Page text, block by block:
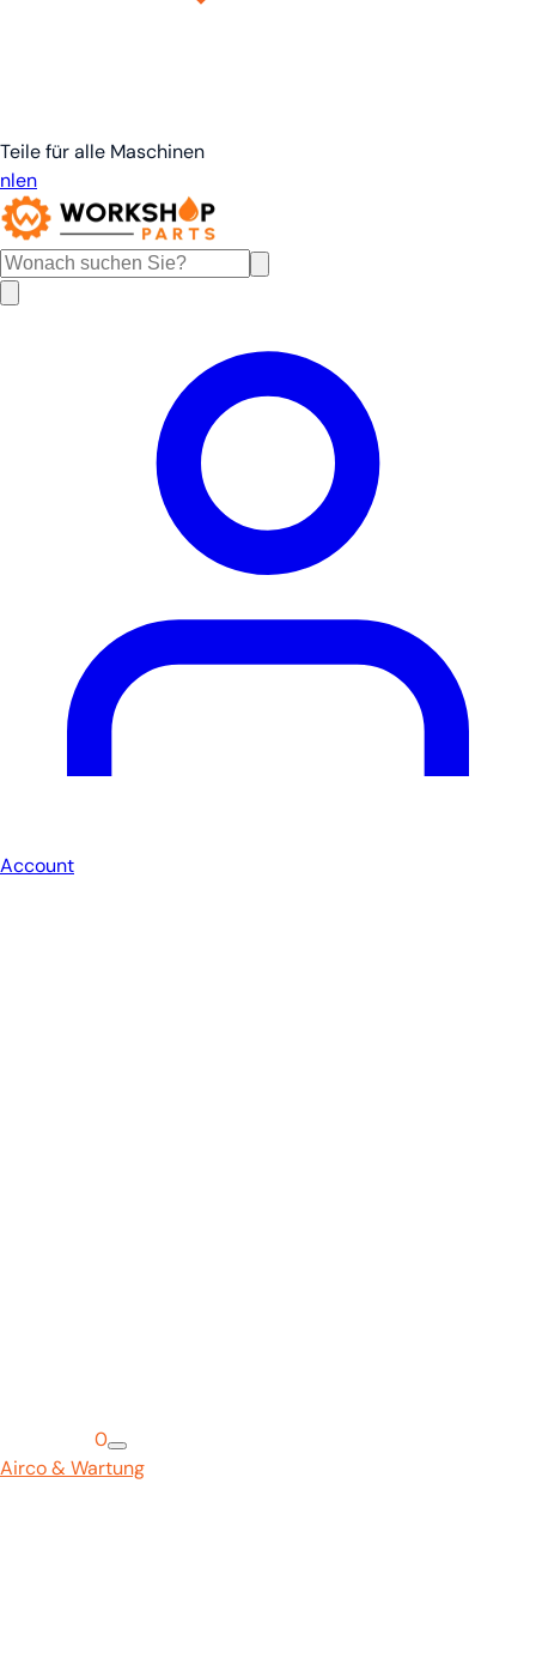
Teile für alle Maschinen
nlen
Account
0
Airco & Wartung